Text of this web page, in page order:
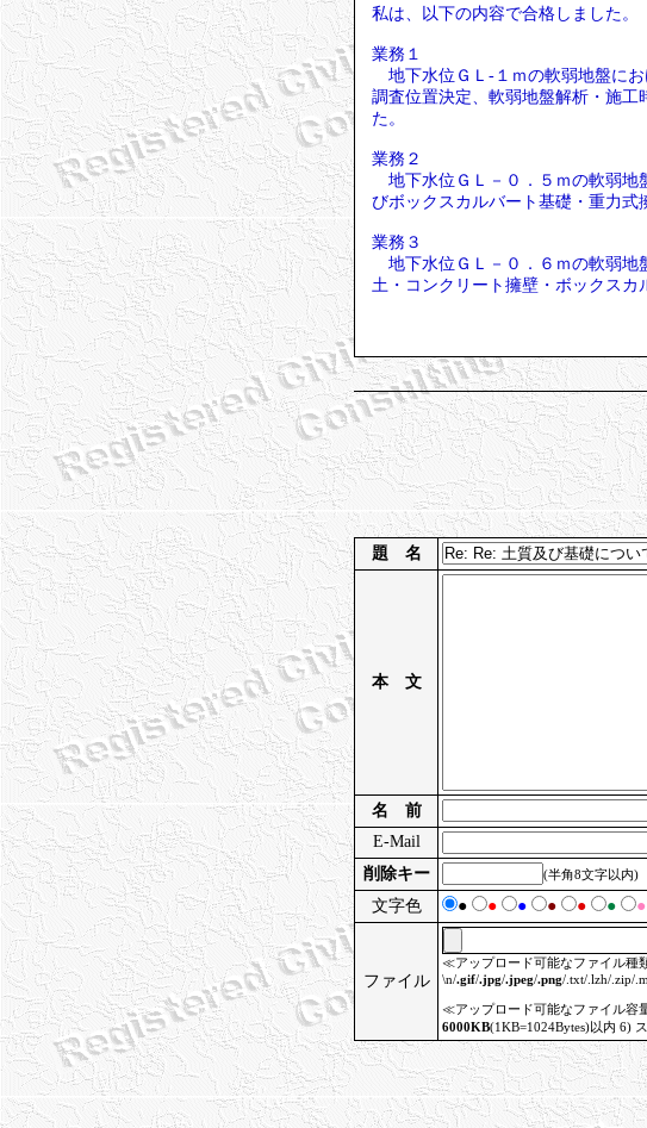
私は、以下の内容で合格しました。
業務１
地下水位ＧＬ-１ｍの軟弱地盤に
調査位置決定、軟弱地盤解析・施工
た。
業務２
地下水位ＧＬ－０．５ｍの軟弱地
びボックスカルバート基礎・重力式
業務３
地下水位ＧＬ－０．６ｍの軟弱地
土・コンクリート擁壁・ボックスカ
題 名
本 文
名 前
E-Mail
削除キー
(半角8文字以内)
文字色 ● ● ● ● ● ● ●
ファイル
≪アップロード可能なファイル種
\n/.gif/.jpg/.jpeg/.png/.txt/.lzh/.zip/
≪アップロード可能なファイル容
6000KB(1KB=1024Bytes)以内 6)